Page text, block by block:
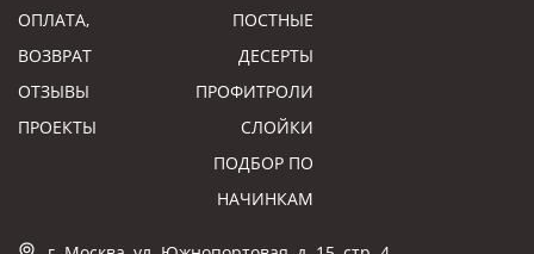
ОПЛАТА,
ВОЗВРАТ
ОТЗЫВЫ
ПРОЕКТЫ
ПОСТНЫЕ
ДЕСЕРТЫ
ПРОФИТРОЛИ
СЛОЙКИ
ПОДБОР ПО
НАЧИНКАМ